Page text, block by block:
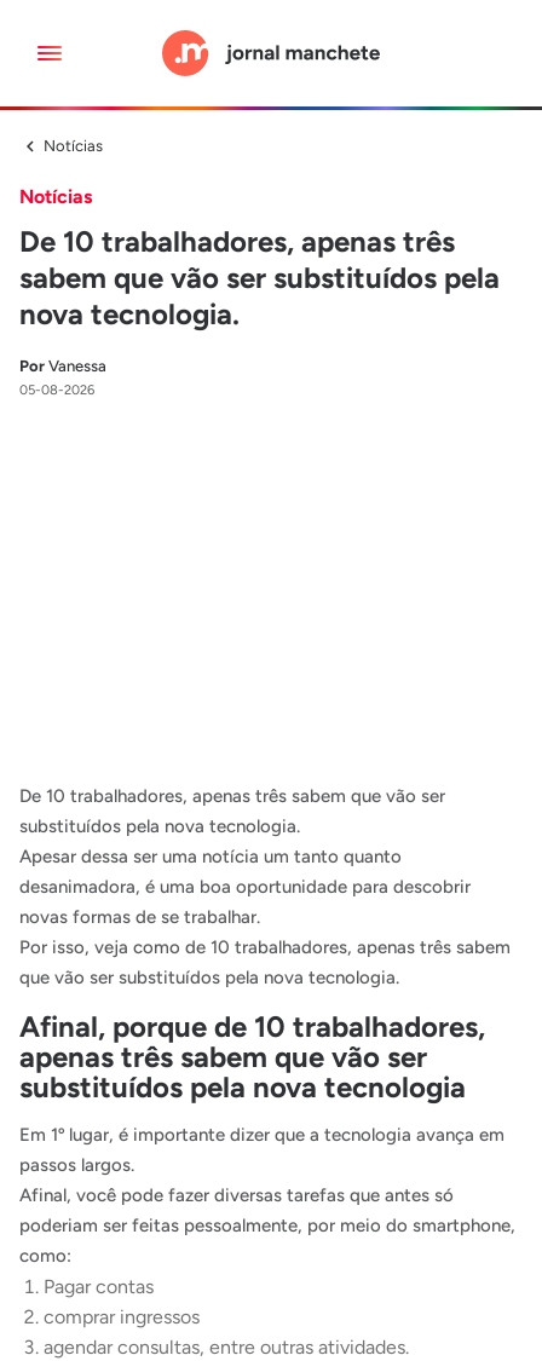
Notícias
Notícias
De 10 trabalhadores, apenas três
sabem que vão ser substituídos pela
nova tecnologia.
Por Vanessa
05-08-2026
De 10 trabalhadores, apenas três sabem que vão ser
substituídos pela nova tecnologia.
Apesar dessa ser uma notícia um tanto quanto
desanimadora, é uma boa oportunidade para descobrir
novas formas de se trabalhar.
Por isso, veja como de 10 trabalhadores, apenas três sabem
que vão ser substituídos pela nova tecnologia.
Afinal, porque de 10 trabalhadores,
apenas três sabem que vão ser
substituídos pela nova tecnologia
Em 1º lugar, é importante dizer que a tecnologia avança em
passos largos.
Afinal, você pode fazer diversas tarefas que antes só
poderiam ser feitas pessoalmente, por meio do smartphone,
como:
Pagar contas
comprar ingressos
agendar consultas, entre outras atividades.